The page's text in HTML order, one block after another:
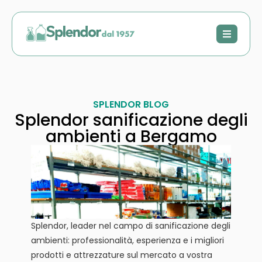
SPLENDOR BLOG
Splendor sanificazione degli
ambienti a Bergamo
Splendor, leader nel campo di sanificazione degli
ambienti: professionalità, esperienza e i migliori
prodotti e attrezzature sul mercato a vostra